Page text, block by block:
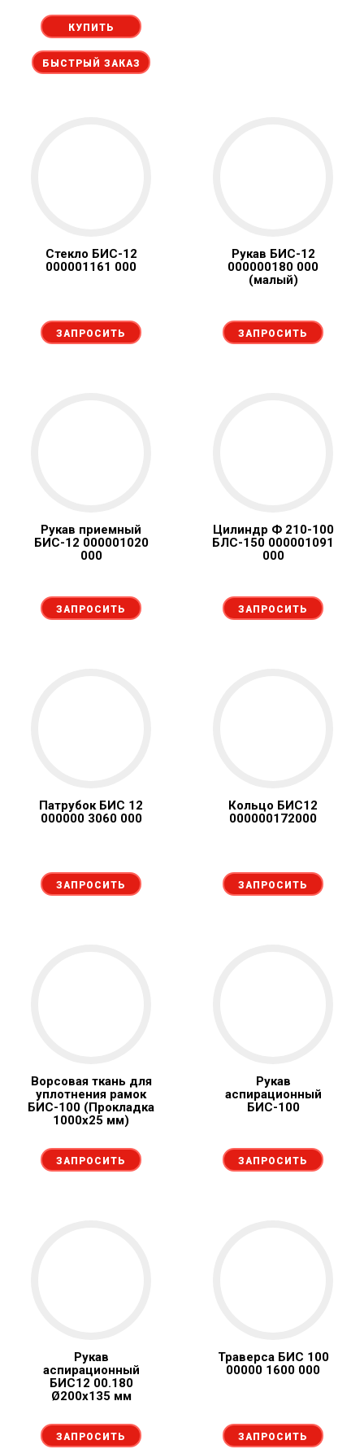
КУПИТЬ
БЫСТРЫЙ ЗАКАЗ
Стекло БИС-12
000001161 000
ЗАПРОСИТЬ
Рукав БИС-12
000000180 000
(малый)
ЗАПРОСИТЬ
Рукав приемный
БИС-12 000001020
000
ЗАПРОСИТЬ
Цилиндр Ф 210-100
БЛС-150 000001091
000
ЗАПРОСИТЬ
Патрубок БИС 12
000000 3060 000
ЗАПРОСИТЬ
Кольцо БИС12
000000172000
ЗАПРОСИТЬ
Ворсовая ткань для
уплотнения рамок
БИС-100 (Прокладка
1000х25 мм)
ЗАПРОСИТЬ
Рукав
аспирационный
БИС-100
ЗАПРОСИТЬ
Рукав
аспирационный
БИС12 00.180
Ø200х135 мм
ЗАПРОСИТЬ
Траверса БИС 100
00000 1600 000
ЗАПРОСИТЬ